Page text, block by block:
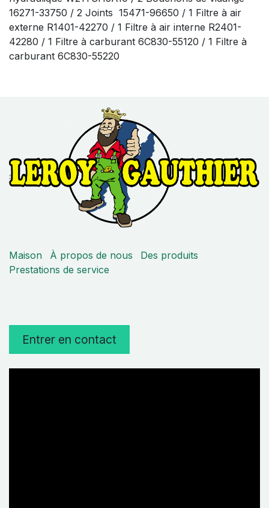
16271-33750 / 2 Joints 15471-96650 / 1 Filtre à air
externe R1401-42270 / 1 Filtre à air interne R2401-
42280 / 1 Filtre à carburant 6C830-55120 / 1 Filtre à
carburant 6C830-55220
Maison À propos de nous
Des produits
Prestations de service
Entrer en contact